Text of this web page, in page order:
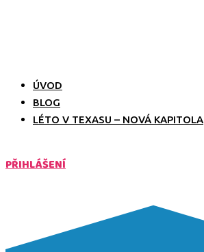
ÚVOD
BLOG
LÉTO V TEXASU – NOVÁ KAPITOLA
PŘIHLÁŠENÍ